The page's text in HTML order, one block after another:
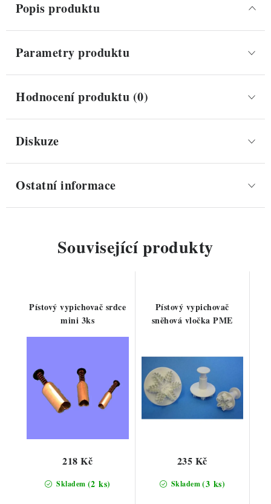
Popis produktu
Parametry produktu
Hodnocení produktu (0)
Diskuze
Ostatní informace
Související produkty
Pístový vypichovač srdce
mini 3ks
Skladem (2 ks)
218 Kč
Pístový vypichovač
sněhová vločka PME
Skladem(3 ks)
235 Kč